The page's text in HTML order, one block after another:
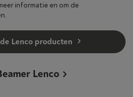
informatie en om de
Lenco producten
Lenco